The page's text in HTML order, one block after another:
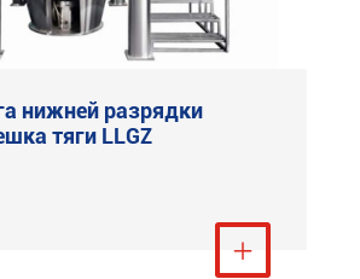
нижней разрядки
тяги LLGZ
Посмотреть ещё
